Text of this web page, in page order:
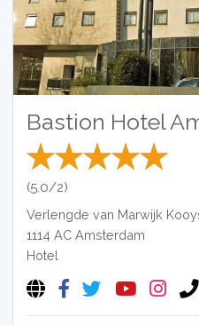
Bastion Hotel
(5.0/2)
Verlengde van Marwijk
1114 AC Amsterdam
Hotel